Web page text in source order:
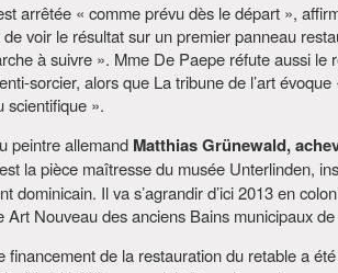
arrêtée « comme prévu dès le départ »,
de voir le résultat sur un premier panneau
à suivre ». Mme De Paepe réfute aussi le
sorcier, alors que La tribune de l’art évoque
scientifique ».
peintre allemand Matthias Grünewald,
la pièce maîtresse du musée Unterlinden,
dominicain. Il va s’agrandir d’ici 2013 en
Art Nouveau des anciens Bains municipaux
financement de la restauration du retable a